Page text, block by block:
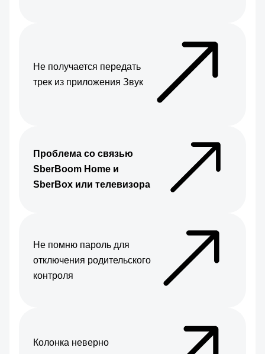
Не получается передать
трек из приложения Звук
Проблема со связью
SberBoom Home и
SberBox или телевизора
Не помню пароль для
отключения родительского
контроля
Колонка неверно